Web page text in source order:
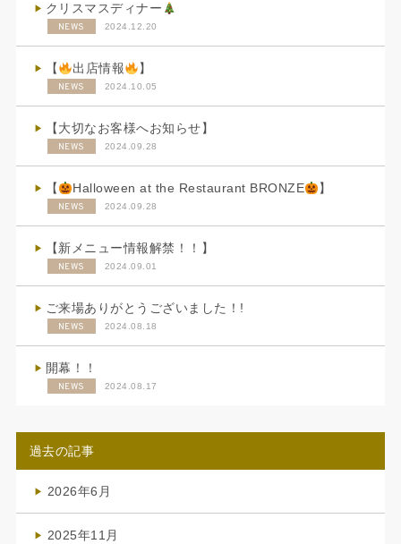
クリスマスディナー
NEWS 2024.12.20
【 出店情報 】
NEWS 2024.10.05
【大切なお客様へお知らせ】
NEWS 2024.09.28
【 Halloween at the Restaurant BRONZE 】
NEWS 2024.09.28
【新メニュー情報解禁！！】
NEWS 2024.09.01
ご来場ありがとうございました！!
NEWS 2024.08.18
開幕！！
NEWS 2024.08.17
過去の記事
2026年6月
2025年11月